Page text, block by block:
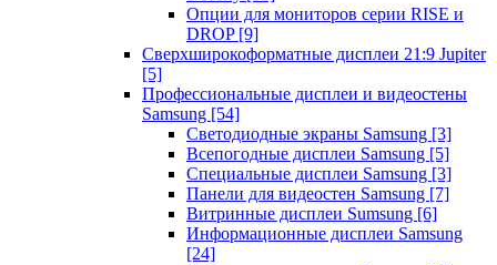
Опции для мониторов серии RISE и
DROP [9]
Сверхширокоформатные дисплеи 21:9 Jupiter
[5]
Профессиональные дисплеи и видеостены
Samsung [54]
Светодиодные экраны Samsung [3]
Всепогодные дисплеи Samsung [5]
Специальные дисплеи Samsung [3]
Панели для видеостен Samsung [7]
Витринные дисплеи Sumsung [6]
Информационные дисплеи Samsung
[24]